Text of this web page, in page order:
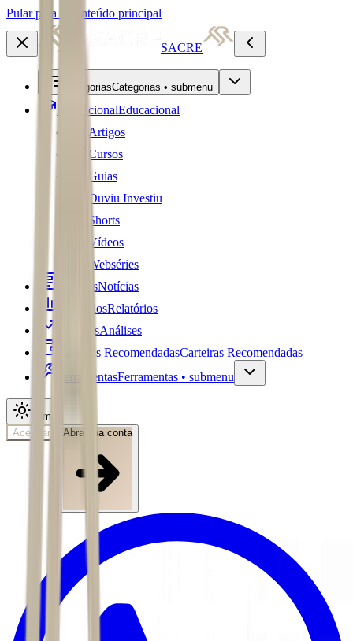
Pular para o conteúdo principal
SACRE
CategoriasCategorias • submenu
EducacionalEducacional
Artigos
Cursos
Guias
Ouviu Investiu
Shorts
Vídeos
Webséries
NotíciasNotícias
RelatóriosRelatórios
AnálisesAnálises
Carteiras RecomendadasCarteiras Recomendadas
FerramentasFerramentas • submenu
Tema
Acessar
Abra sua conta